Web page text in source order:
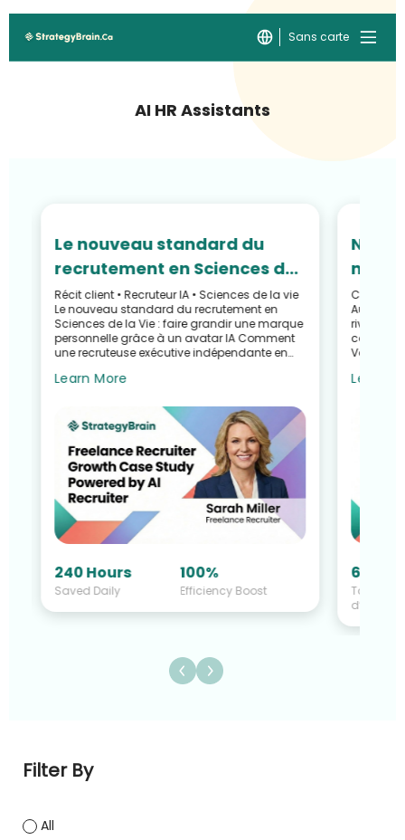
Sans carte
AI HR Assistants
Le nouveau standard du
recrutement en Sciences de
la Vie : faire grandir une
marque personnelle grâce à
un avatar IA
Récit client • Recruteur IA • Sciences de la vie
Le nouveau standard du recrutement en
Sciences de la Vie : faire grandir une marque
personnelle grâce à un avatar IA Comment
une recruteuse exécutive indépendante en
Learn More
240 Hours
Saved Daily
100%
Efficiency Boost
Ne
têtes
fait
AI
rivalisez
Valley a
Learn
60%
Taux
Filter By
All